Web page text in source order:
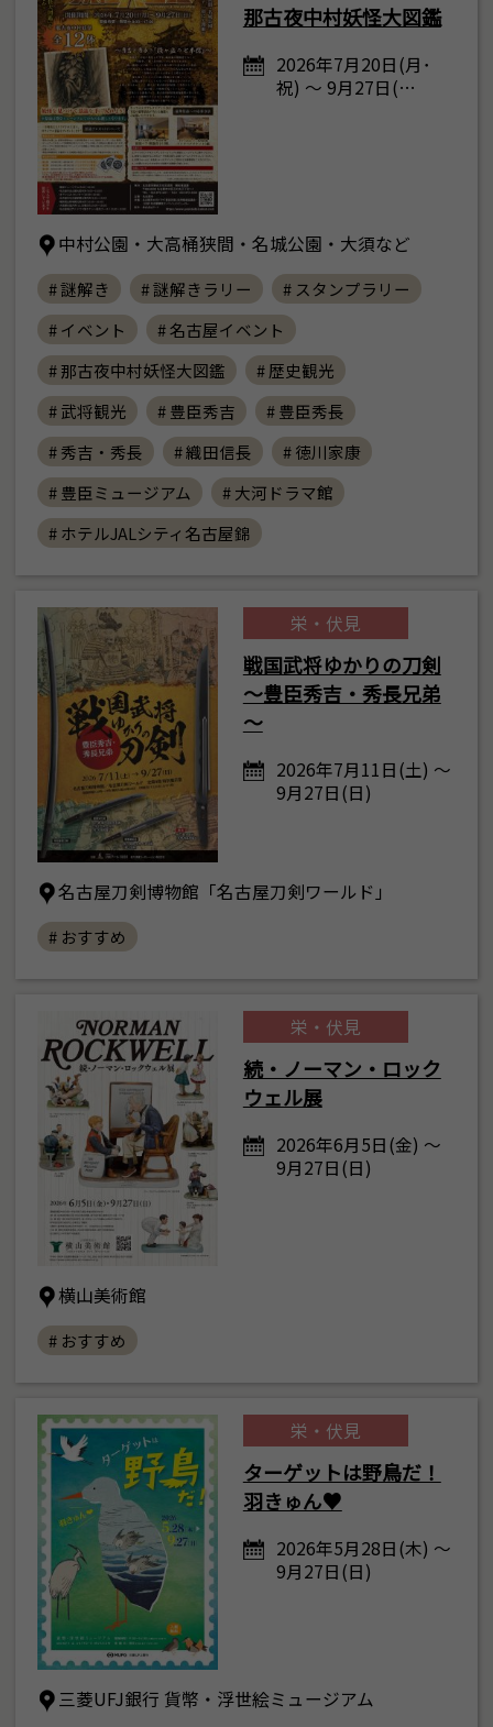
那古夜中村妖怪大図鑑
2026年7月20日(月･
祝) ～ 9月27日(…
中村公園・大高桶狭間・名城公園・大須など
# 謎解き # 謎解きラリー
# スタンプラリー
# イベント
# 名古屋イベント
# 那古夜中村妖怪大図鑑
# 歴史観光
# 武将観光
# 豊臣秀吉
# 豊臣秀長
# 秀吉・秀長
# 織田信長
# 徳川家康
# 豊臣ミュージアム
# 大河ドラマ館
# ホテルJALシティ名古屋錦
栄・伏見
戦国武将ゆかりの刀剣
～豊臣秀吉・秀長兄弟
～
2026年7月11日(土) ～
9月27日(日)
名古屋刀剣博物館「名古屋刀剣ワールド」
# おすすめ
栄・伏見
続・ノーマン・ロック
ウェル展
2026年6月5日(金) ～
9月27日(日)
横山美術館
# おすすめ
栄・伏見
ターゲットは野鳥だ！
羽きゅん♥
2026年5月28日(木) ～
9月27日(日)
三菱UFJ銀行 貨幣・浮世絵ミュージアム